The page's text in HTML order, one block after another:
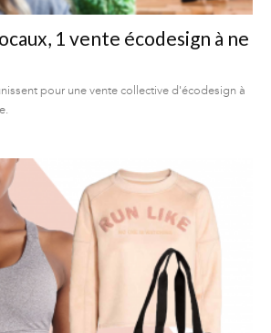
1 vente écodesign à ne
pour une vente collective d'écodesign à